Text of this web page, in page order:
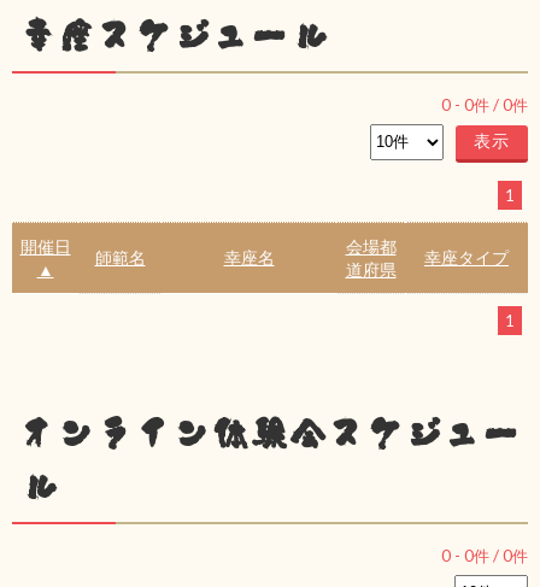
幸座スケジュール
0 - 0件 /0件
1
開催日
▲
師範名 幸座名
会場都
道府県
幸座タイプ
1
オンライン体験会スケジュー
ル
0 - 0件 /0件